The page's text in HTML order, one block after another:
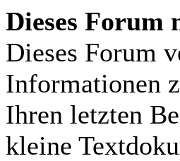
Dieses Forum
Dieses Forum
Informationen
Ihren letzten
kleine